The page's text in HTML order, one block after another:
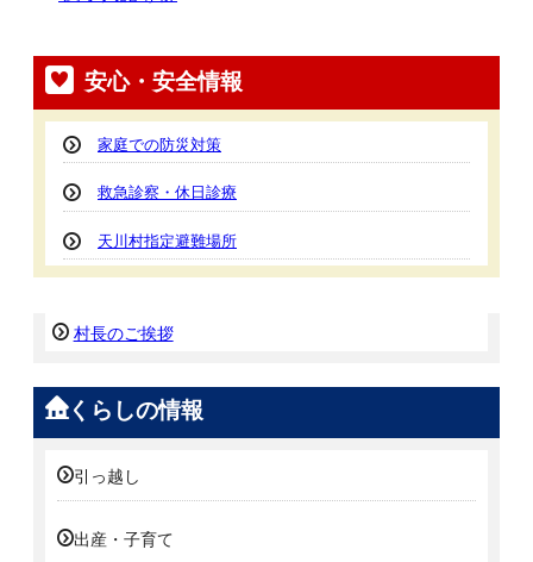
安心・安全情報
家庭での防災対策
救急診察・休日診療
天川村指定避難場所
村長のご挨拶
くらしの情報
引っ越し
出産・子育て